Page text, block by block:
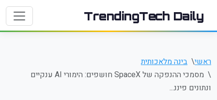
TrendingTech Daily
ראשי
בינה מלאכותית
מסמכי ההנפקה של SpaceX חושפים: הימורי AI ענקיים
ונתונים פיננ...